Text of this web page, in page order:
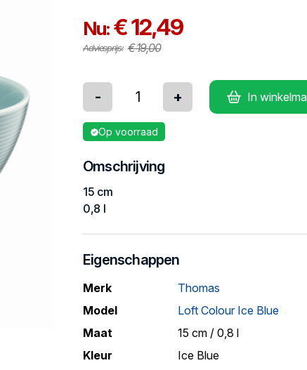
Nu:€ 12,49
Adviesprijs: € 19,00
- + In
Op voorraad
Omschrijving
15 cm
0,8 l
Eigenschappen
Merk
Thomas
Model
Loft Colour Ice Blue
Maat
15 cm / 0,8 l
Kleur
Ice Blue